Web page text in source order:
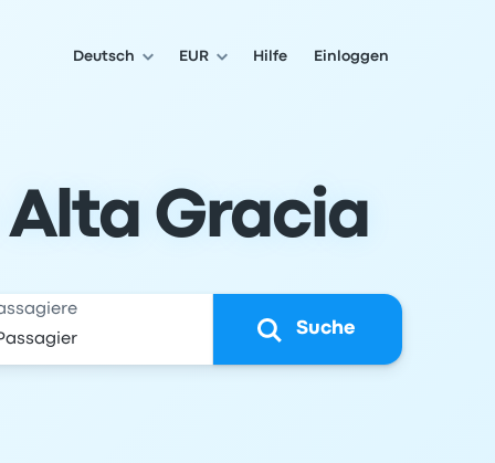
Deutsch EUR Hilfe Einloggen
Gracia
Suche